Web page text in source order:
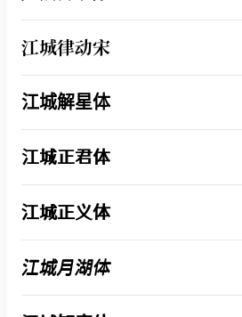
江城律动宋
江城解星体
江城正君体
江城正义体
江城月湖体